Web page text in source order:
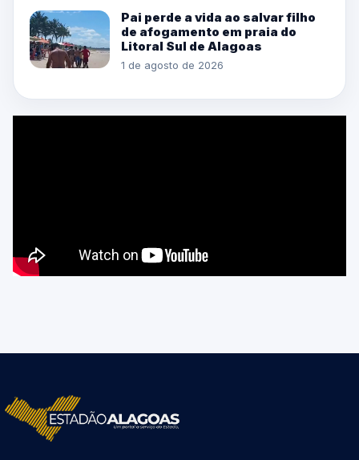
Pai perde a vida ao salvar filho
de afogamento em praia do
Litoral Sul de Alagoas
1 de agosto de 2026